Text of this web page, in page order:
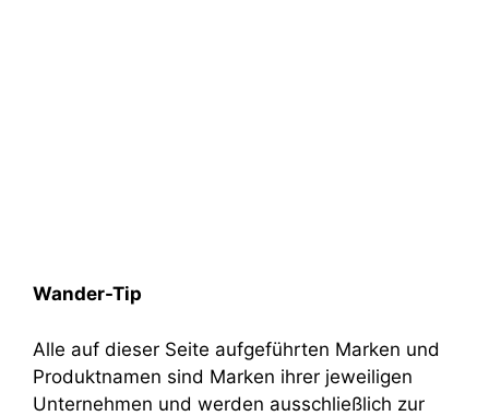
Wander-Tip
Alle auf dieser Seite aufgeführten Marken und
Produktnamen sind Marken ihrer jeweiligen
Unternehmen und werden ausschließlich zur